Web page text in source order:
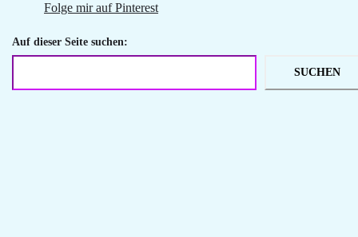
Folge mir auf Pinterest
Auf dieser Seite suchen:
SUCHEN